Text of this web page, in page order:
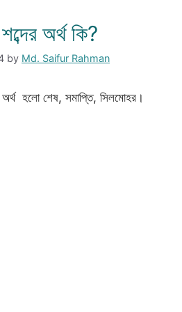
অর্থ কি?
by Md. Saifur Rahman
অর্থ হলো শেষ, সমাপ্তি, সিলমোহর।